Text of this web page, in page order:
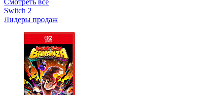
Смотреть все
Switch 2
Лидеры продаж